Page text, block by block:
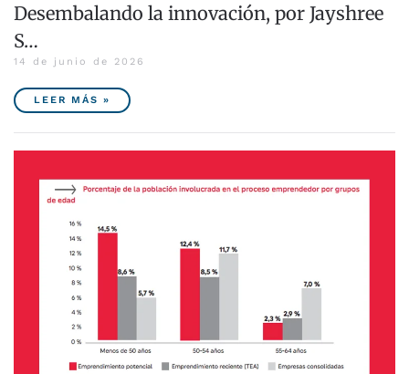
Desembalando la innovación, por Jayshree
S…
14 de junio de 2026
LEER MÁS »